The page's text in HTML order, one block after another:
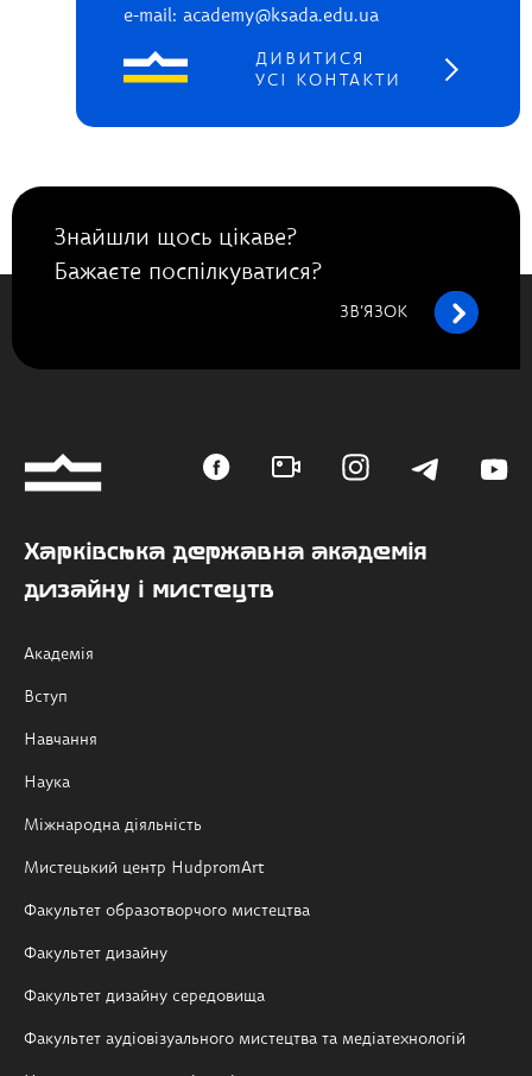
e-mail: academy@ksada.edu.ua
ДИВИТИСЯ
УСІ КОНТАКТИ
Знайшли щось цікаве?
Бажаєте поспілкуватися?
ЗВ’ЯЗОК
Харківська державна академія
дизайну і мистецтв
Академія
Вступ
Навчання
Наука
Міжнародна діяльність
Мистецький центр HudpromArt
Факультет образотворчого мистецтва
Факультет дизайну
Факультет дизайну середовища
Факультет аудіовізуального мистецтва та медіатехнологій